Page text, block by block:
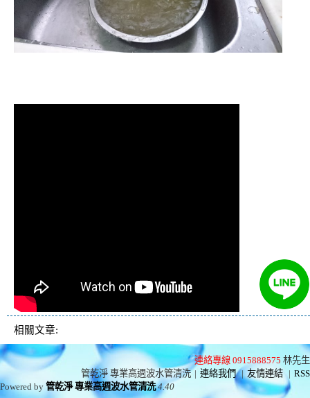
相關文章:
連絡專線 0915888575 林先生
管乾淨 專業高週波水管清洗 | 連絡我們 | 友情連結 | RSS
Powered by管乾淨 專業高週波水管清洗 4.40